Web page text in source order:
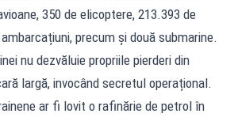
350 de elicoptere, 213.393 de
precum și două submarine.
nu dezvăluie propriile pierderi din
largă, invocând secretul operațional.
ar fi lovit o rafinărie de petrol în